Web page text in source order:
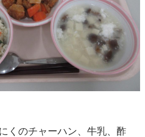
くのチャーハン、牛乳、酢